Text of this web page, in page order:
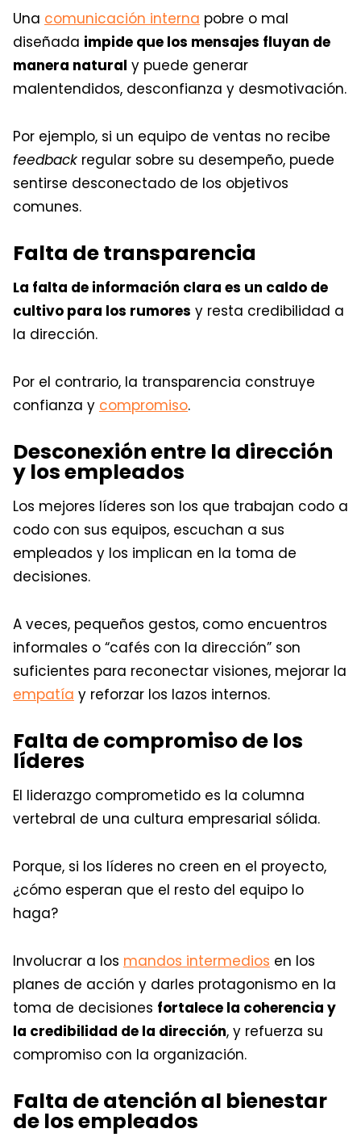
Una comunicación interna pobre o mal
diseñada impide que los mensajes fluyan de
manera natural y puede generar
malentendidos, desconfianza y desmotivación.
Por ejemplo, si un equipo de ventas no recibe
feedback regular sobre su desempeño, puede
sentirse desconectado de los objetivos
comunes.
Falta de transparencia
La falta de información clara es un caldo de
cultivo para los rumores y resta credibilidad a
la dirección.
Por el contrario, la transparencia construye
confianza y compromiso.
Desconexión entre la dirección
y los empleados
Los mejores líderes son los que trabajan codo a
codo con sus equipos, escuchan a sus
empleados y los implican en la toma de
decisiones.
A veces, pequeños gestos, como encuentros
informales o “cafés con la dirección” son
suficientes para reconectar visiones, mejorar la
empatía y reforzar los lazos internos.
Falta de compromiso de los
líderes
El liderazgo comprometido es la columna
vertebral de una cultura empresarial sólida.
Porque, si los líderes no creen en el proyecto,
¿cómo esperan que el resto del equipo lo
haga?
Involucrar a los mandos intermedios en los
planes de acción y darles protagonismo en la
toma de decisiones fortalece la coherencia y
la credibilidad de la dirección, y refuerza su
compromiso con la organización.
Falta de atención al bienestar
de los empleados